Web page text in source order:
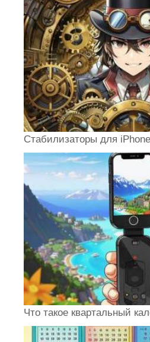
Стабилизаторы для iPhone
Что такое квартальный